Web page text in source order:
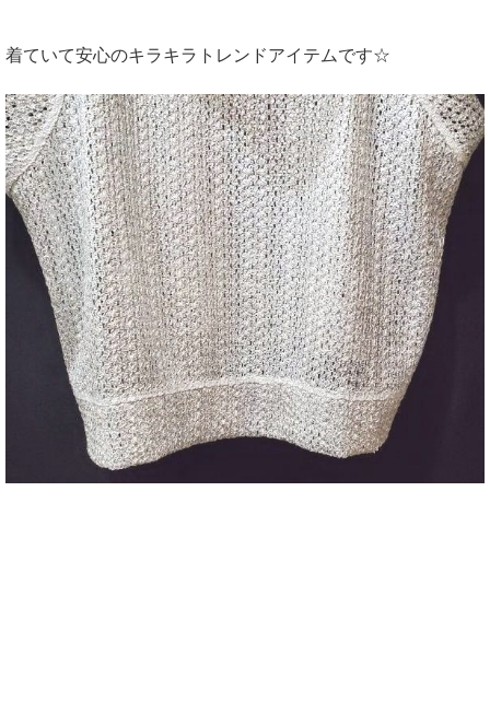
着ていて安心のキラキラトレンドアイテムです☆